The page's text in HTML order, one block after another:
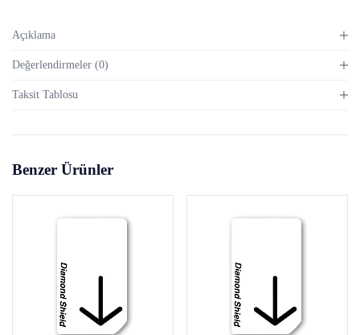
Açıklama
Değerlendirmeler (0)
Taksit Tablosu
Benzer Ürünler